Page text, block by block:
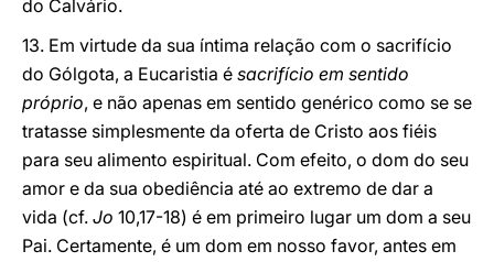
do Calvário.
13. Em virtude da sua íntima relação com o sacrifício
do Gólgota, a Eucaristia é sacrifício em sentido
próprio, e não apenas em sentido genérico como se se
tratasse simplesmente da oferta de Cristo aos fiéis
para seu alimento espiritual. Com efeito, o dom do seu
amor e da sua obediência até ao extremo de dar a
vida (cf. Jo 10,17-18) é em primeiro lugar um dom a seu
Pai. Certamente, é um dom em nosso favor, antes em